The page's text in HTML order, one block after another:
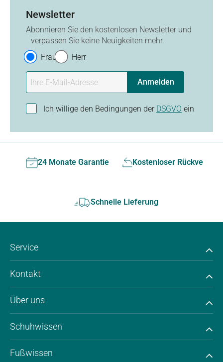
Newsletter
Abonnieren Sie den kostenlosen Newsletter und
verpassen Sie keine Neuigkeiten mehr.
Frau
Herr
Anmelden
Ich willige den Bedingungen der DSGVO ein
24 Monate Garantie Kostenloser Rückversand
Schnelle Lieferung
Service
Kontakt
Über uns
Schuhwissen
Fußwissen